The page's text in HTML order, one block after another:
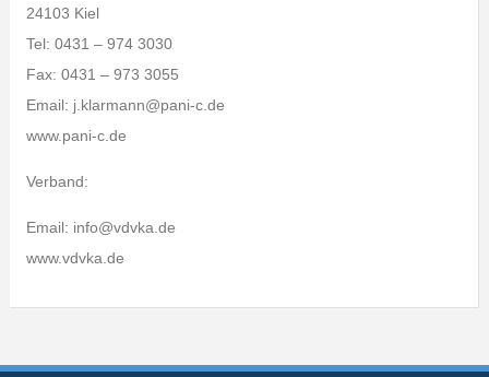
24103 Kiel
Tel: 0431 – 974 3030
Fax: 0431 – 973 3055
Email: j.klarmann@pani-c.de
www.pani-c.de
Verband:
Email: info@vdvka.de
www.vdvka.de